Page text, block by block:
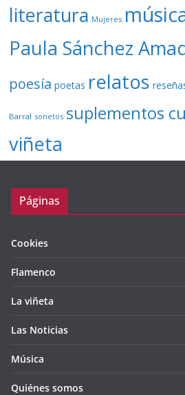
literatura Mujeres
Paula Sánchez
poesía poetas relatos
Barral sonetos suplementos
viñeta
Páginas
Cookies
Flamenco
La viñeta
Las Noticias
Música
Quiénes somos